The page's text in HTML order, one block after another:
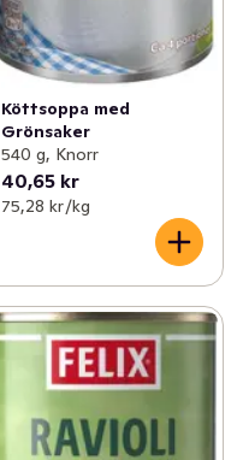
Köttsoppa med
Grönsaker
540 g, Knorr
40,65 kr
75,28 kr /kg